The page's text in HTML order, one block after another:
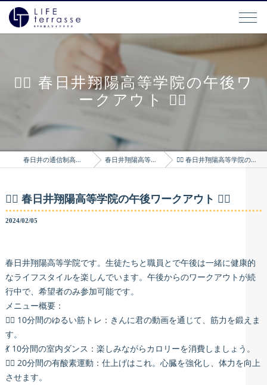
🏋️‍♂️ 春日井翔陽高等学院の午後ワ
ークアウト 🏋️‍♀️
春日井の通信制高校はLIFEterrasse 春日井翔陽高等学院のブログ 🏋️‍♂️ 春日井翔陽高等学院の午後ワークアウト 🏋️‍♀️
🏋️‍♂️ 春日井翔陽高等学院の午後ワークアウト 🏋️‍♀️
2024/02/05
春日井翔陽高等学院です。生徒たちと職員とで午後は一緒に健康的
なライフスタイルを楽しんでいます。午後からのワークアウトが続
行中で、希望者のみ参加可能です。
メニュー概要：
🤸‍♂️ 10分間のゆるい筋トレ：きんに君の動画を通じて、筋力を鍛えま
す。
💃 10分間の室内ダンス：楽しみながらカロリーを消費しましょう。
🏃‍♀️ 20分間の有酸素運動：仕上げはこれ。心臓を強化し、体力を向上
させます。